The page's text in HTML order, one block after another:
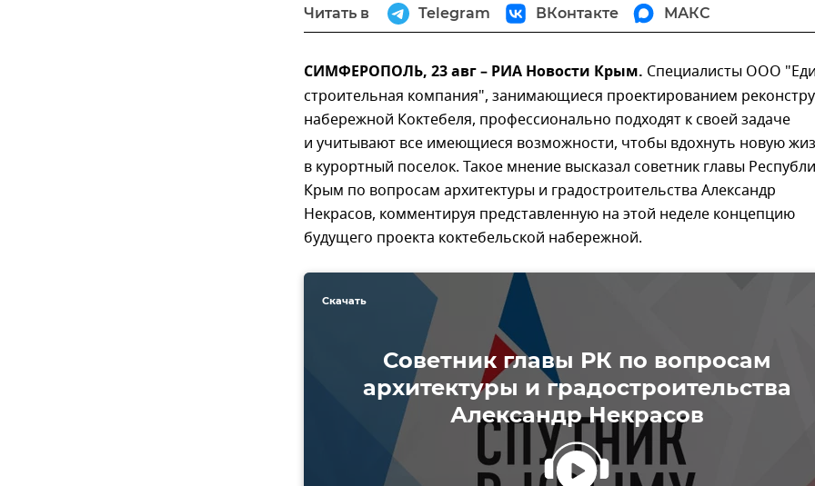
Читать в Telegram ВКонтакте МАКС
СИМФЕРОПОЛЬ, 23 авг – РИА Новости Крым. Специалисты ООО
строительная компания", занимающиеся проектированием
набережной Коктебеля, профессионально подходят к своей задаче
и учитывают все имеющиеся возможности, чтобы вдохнуть новую
в курортный поселок. Такое мнение высказал советник главы
Крым по вопросам архитектуры и градостроительства Александр
Некрасов, комментируя представленную на этой неделе концепцию
будущего проекта коктебельской набережной.
Советник главы РК по вопросам
архитектуры и градостроительства
Александр Некрасов
Скачать